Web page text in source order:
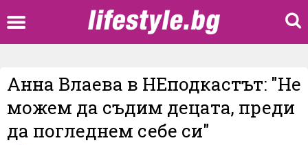
Анна Влаева в НЕподкастът: "Не
можем да съдим децата, преди
да погледнем себе си"